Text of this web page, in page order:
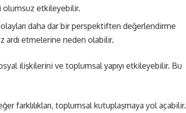
olumsuz etkileyebilir.
olayları daha dar bir perspektiften değerlendirme
ardı etmelerine neden olabilir.
ilişkilerini ve toplumsal yapıyı etkileyebilir. Bu
farklılıkları, toplumsal kutuplaşmaya yol açabilir.